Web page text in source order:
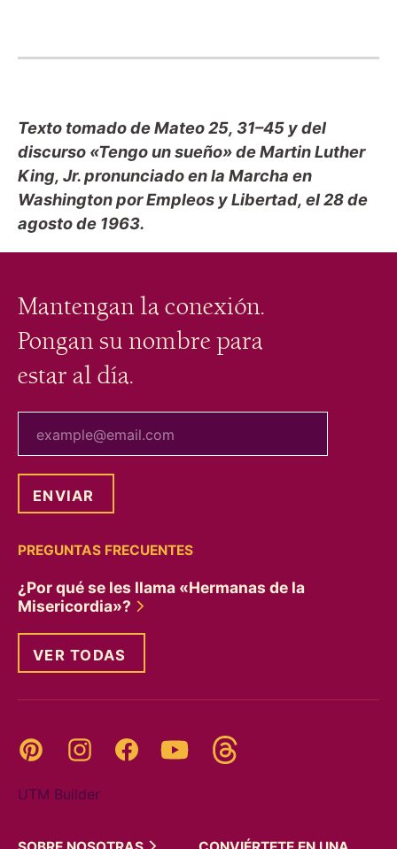
Texto tomado de Mateo 25, 31–45 y del
discurso «Tengo un sueño» de Martin Luther
King, Jr. pronunciado en la Marcha en
Washington por Empleos y Libertad, el 28 de
agosto de 1963.
Mantengan la conexión.
Pongan su nombre para
estar al día.
PREGUNTAS FRECUENTES
¿Por qué se les llama «Hermanas de la
Misericordia»?
VER TODAS
Pinterest InstagramFacebookYouTube
UTM Builder